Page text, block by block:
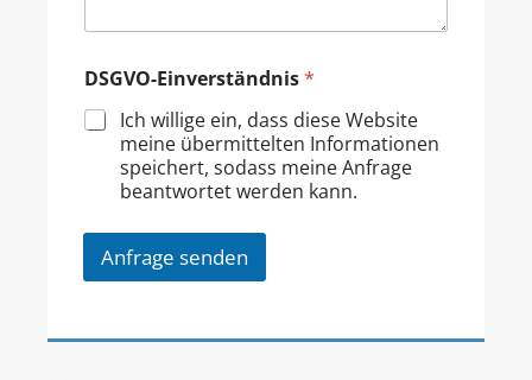
DSGVO-Einverständnis*
Ich willige ein, dass diese Website
meine übermittelten Informationen
speichert, sodass meine Anfrage
beantwortet werden kann.
Anfrage senden